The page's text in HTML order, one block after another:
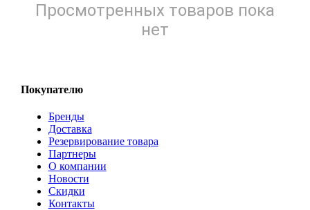
Просмотренных товаров пока
нет
Покупателю
Бренды
Доставка
Резервирование товара
Партнеры
О компании
Новости
Скидки
Контакты